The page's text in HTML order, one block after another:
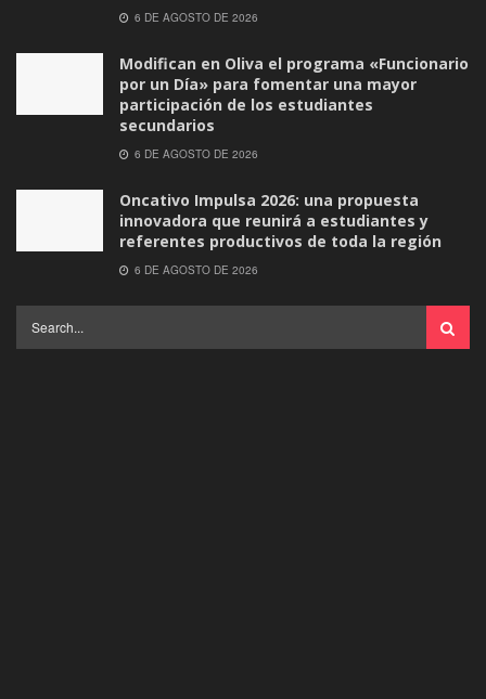
6 DE AGOSTO DE 2026
Modifican en Oliva el programa «Funcionario
por un Día» para fomentar una mayor
participación de los estudiantes
secundarios
6 DE AGOSTO DE 2026
Oncativo Impulsa 2026: una propuesta
innovadora que reunirá a estudiantes y
referentes productivos de toda la región
6 DE AGOSTO DE 2026